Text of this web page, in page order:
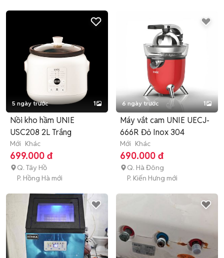
5 ngày trước 1
Nồi kho hầm UNIE
USC208 2L Trắng
Mới Khác
699.000 đ
Q. Tây Hồ
P. Hồng Hà mới
6 ngày trước 1
Máy vắt cam UNIE UECJ-
666R Đỏ Inox 304
Mới Khác
690.000 đ
Q. Hà Đông
P. Kiến Hưng mới